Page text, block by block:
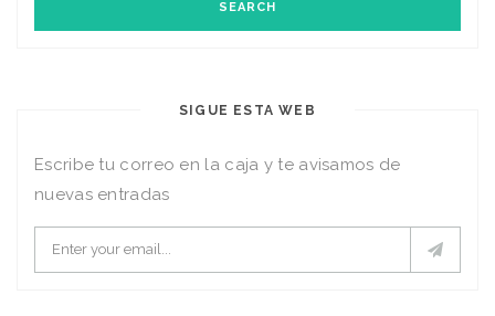
SIGUE ESTA WEB
Escribe tu correo en la caja y te avisamos de
nuevas entradas